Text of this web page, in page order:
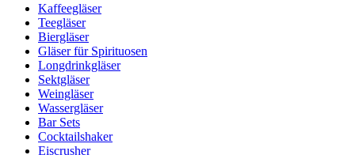
Kaffeegläser
Teegläser
Biergläser
Gläser für Spirituosen
Longdrinkgläser
Sektgläser
Weingläser
Wassergläser
Bar Sets
Cocktailshaker
Eiscrusher